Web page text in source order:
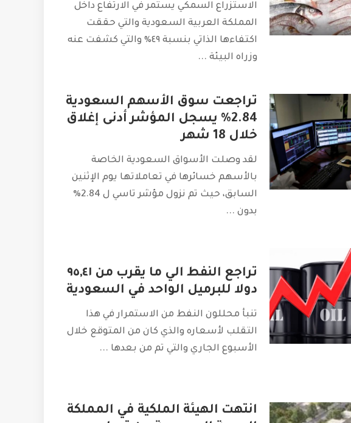
الاستزراع السمكي يستمر في الارتفاع داخل
المملكة العربية السعودية والتي حققت
اكتفاءها الذاتي بنسبة ٤٩٪ والتي كشفت عنه
وزراه البيئة ...
تراجعت سوق الأسهم السعودية
2.84% يسجل المؤشر أدنى إغلاق
خلال 18 شهر
لقد وصلت الأسواق السعودية الخاصة
بالأسهم خسائرها في تعاملاتها يوم الإثنين
السابق، حيث تم نزول مؤشر تاسي ل 2.84%
بدون ...
تراجع النفط الي ما يقرب من ٩٥,٤١
دولا للبرميل الواحد في السعودية
تنبأ محللون النفط من الاستمرار في هذا
التقلب لأسعاره والذي كان من المتوقع خلال
الأسبوع الجاري والتي تم من بعدها ...
انتهت الهيئة الملكية في المملكة